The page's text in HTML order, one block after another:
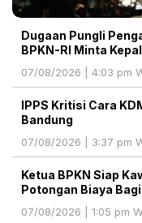
Dugaan Pungli
BPKN-RI Minta
07/08/2026 | 4:03 pm
IPPS Kritisi Cara
Bandung
07/08/2026 | 3:37 pm
Ketua BPKN Siap
Potongan Biaya
07/08/2026 | 1:05 pm